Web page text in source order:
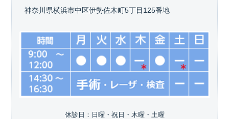
神奈川県横浜市中区伊勢佐木町5丁目125番地
休診日：日曜・祝日・木曜・土曜